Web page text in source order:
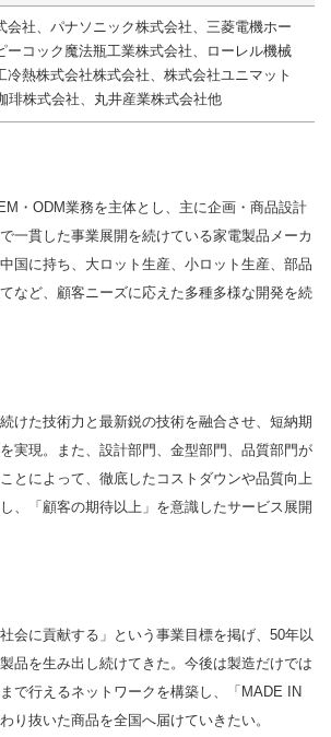
会社、パナソニック株式会社、三菱電機ホー
ーコック魔法瓶工業株式会社、ローレル機械
冷熱株式会社株式会社、株式会社ユニマット
琲株式会社、丸井産業株式会社他
・ODM業務を主体とし、主に企画・商品設計
一貫した事業展開を続けている家電製品メーカ
国に持ち、大ロット生産、小ロット生産、部品
など、顧客ニーズに応えた多種多様な開発を続
けた技術力と最新鋭の技術を融合させ、短納期
実現。また、設計部門、金型部門、品質部門が
とによって、徹底したコストダウンや品質向上
、「顧客の期待以上」を意識したサービス展開
会に貢献する」という事業目標を掲げ、50年以
品を生み出し続けてきた。今後は製造だけでは
で行えるネットワークを構築し、「MADE IN
り抜いた商品を全国へ届けていきたい。